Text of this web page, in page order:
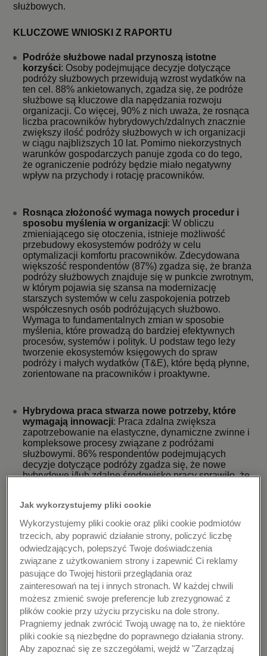
służbowych.
KLUCZOWE WNIOSKI Z RAPORTU
Podróże służbowe nadal przynoszą istotne
korzyści: Osoby podejmujące decyzje dotyczące
podróży służbowych przewidują wzrost wydatków na
ten cel. 88% ankietowanych, zgadza się, że podróże
służbowe są kluczowe dla napędzania rozwoju
organizacji. Co więcej, 90% z nich uważa, że rosnąca
liczba pracowników hybrydowych/zdalnych znacznie
zwiększy ilość podróży służbowych w ich organizacji
w ciągu najbliższych 10 lat. Pomimo niekorzystnych
warunków gospodarczych panuje zgoda co do tego,
że ograniczenie podróży będzie miało negatywny
wpływ na przychody i rotację pracowników.
Rosnąca złożoność wymaga nowych procedur i
sposobu myślenia w organizacji: W obliczu
zmieniającego się otoczenia, istnieje możliwość
przebudowy ekosystemów podróży w celu
optymalizacji komfortu pracowników. Zdecydowana
większość respondentów (87%) zgadza się, że branża
podróży służbowych znajduje się w punkcie zwrotnym,
w którym pojawia się szansa na modernizację
starszych systemów w celu zaspokojenia potrzeb
współczesnych osób podróżujących służbowo.
Wymaga to fundamentalnych zmian w sposobie
myślenia, które prowadzą do bardziej efektywnych
procesów, systemów i polityk. U podstaw tego leży
tworzenie ekosystemów księgowych do spraw
podróży i małych wydatków (T&E), które będą płynne,
zorientowane na pracowników i proaktywne.
Hybrydowa praca stwarza nowe potrzeby, które
wymagają innowacji: Praca zdalna zwiększa
zapotrzebowanie na elastyczne, dynamiczne zwinne i
kompleksowe procesy związane z podróżami
służbowymi. 86% respondentów podejmujących
decyzje dotyczące podróży zgadza się, że nowe
hybrydowe i/lub zdalne środowisko pracy sprawiło, że
że 92% z nich jest zainteresowanych udostępnieniem
pracownikom wirtualnych kart korporacyjnych do
opłacania kosztów podróży, aby nie musieli martwić
się o takie rzeczy, jak przewalutowanie / opłaty
transakcyjne w celu usprawnienia procesu podróży
służbowych w ciągu najbliższych pięciu lat.
Zarządzanie wydatkami jest priorytetem, a nowe
rozwiązania płatnicze mogą w tym pomóc: Dziś, to
widoczność wydatków w czasie rzeczywistym jest
największym wyzwaniem. Spośród badanych osób
odpowiedzialnych za podróże służbowe, 1 na 3
twierdzi, że pracownicy w ich organizacji używają
Jak wykorzystujemy pliki cookie
Wykorzystujemy pliki cookie oraz pliki cookie podmiotów
trzecich, aby poprawić działanie strony, policzyć liczbę
odwiedzających, polepszyć Twoje doświadczenia
związane z użytkowaniem strony i zapewnić Ci reklamy
pasujące do Twojej historii przeglądania oraz
zainteresowań na tej i innych stronach. W każdej chwili
możesz zmienić swoje preferencje lub zrezygnować z
plików cookie przy użyciu przycisku na dole strony.
Pragniemy jednak zwrócić Twoją uwagę na to, że niektóre
pliki cookie są niezbędne do poprawnego działania strony.
Aby zapoznać się ze szczegółami, wejdź w "Zarządzaj